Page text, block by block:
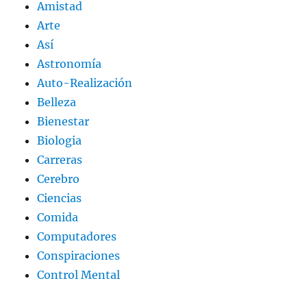
Amistad
Arte
Así
Astronomía
Auto-Realización
Belleza
Bienestar
Biologia
Carreras
Cerebro
Ciencias
Comida
Computadores
Conspiraciones
Control Mental